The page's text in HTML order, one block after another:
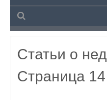
Статьи о
Страница 14